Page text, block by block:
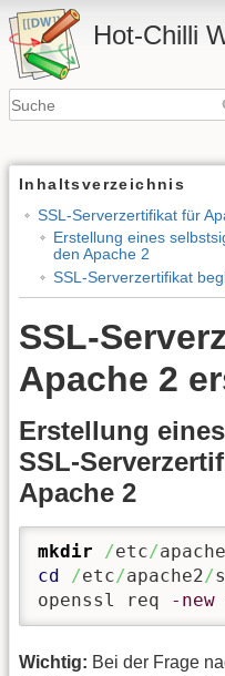
Hot-Chilli
Inhaltsverzeichnis
SSL-Serverzertifikat für
Erstellung eines
den Apache 2
SSL-Serverzertifikat
SSL-
Apache 2
Erstellung
SSL-
Apache 2
mkdir /etc/
cd
/etc/apache2/
openssl req
-new
Wichtig: Bei der Frage